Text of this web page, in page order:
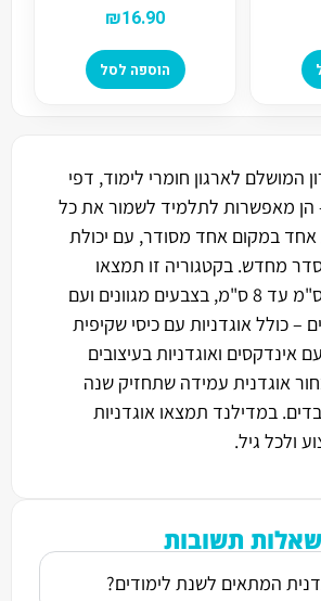
₪16.90
הוספה לסל
המושלם לארגון חומרי לימוד, דפי
הן מאפשרות לתלמיד לשמור את כל
במקום אחד מסודר, עם יכולת
מחדש. בקטגוריה זו תמצאו
אוגדניות בעובי 2 ס"מ עד 8 ס"מ, בצבעים מגוונים ועם
– כולל אוגדניות עם כיסי שקיפית
אינדקסים ואוגדניות בעיצובים
אוגדנית עמידה שתחזיק שנה
במדילנד תמצאו אוגדניות
ולכל גיל.
שאלות תשובות
המתאים לשנת לימודים?